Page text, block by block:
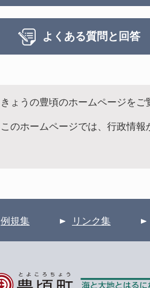
よくある質問と回答
きょうの豊頃のホームページをご
このホームページでは、行政情報
例規集 リンク集